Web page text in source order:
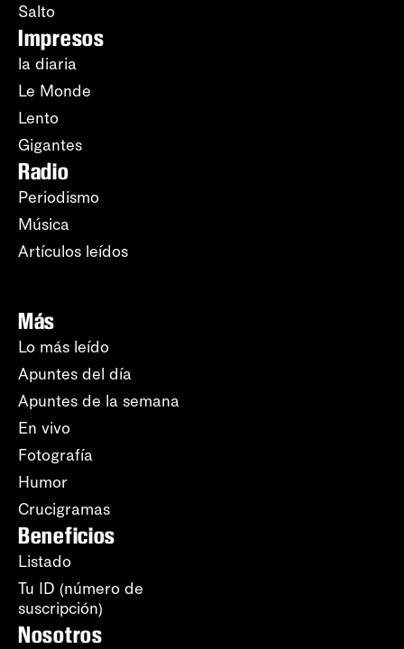
Salto
Impresos
la diaria
Le Monde
Lento
Gigantes
Radio
Periodismo
Música
Artículos leídos
Más
Lo más leído
Apuntes del día
Apuntes de la semana
En vivo
Fotografía
Humor
Crucigramas
Beneficios
Listado
Tu ID (número de
suscripción)
Nosotros